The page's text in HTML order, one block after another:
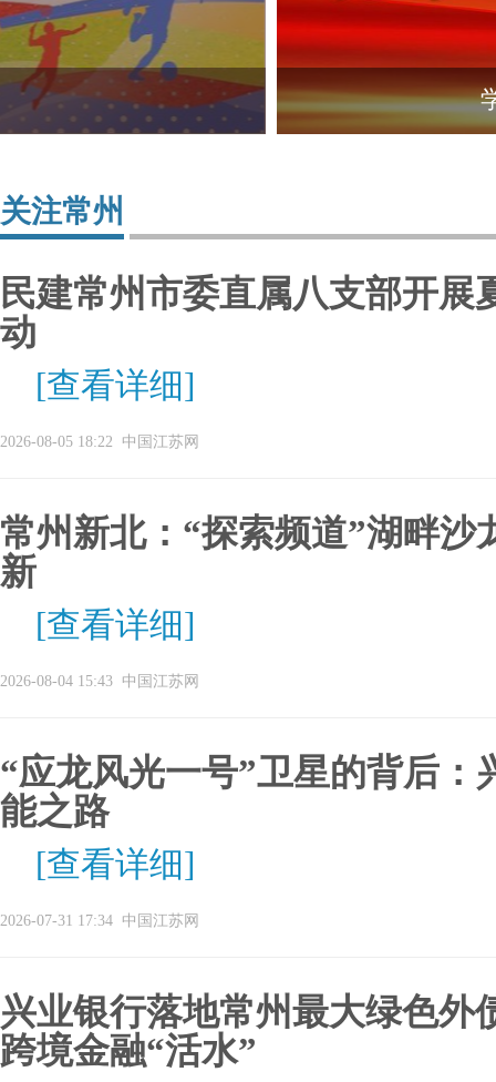
关注常州
民建常州市委直属八支部开展
动
[查看详细]
2026-08-05 18:22 中国江苏网
常州新北：“探索频道”湖畔沙
新
[查看详细]
2026-08-04 15:43 中国江苏网
“应龙风光一号”卫星的背后：
能之路
[查看详细]
2026-07-31 17:34 中国江苏网
兴业银行落地常州最大绿色外
跨境金融“活水”